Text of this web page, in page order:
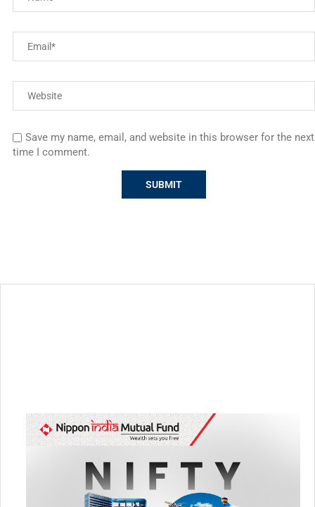
Save my name, email, and website in this browser for the next
time I comment.